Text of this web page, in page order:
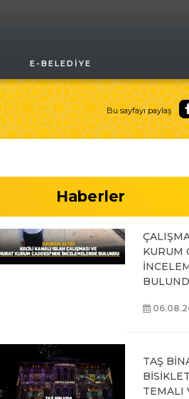
E-BELEDIYE
Bu sayfayı paylaş
Haberler
KURUM
TAŞ
TEMALI